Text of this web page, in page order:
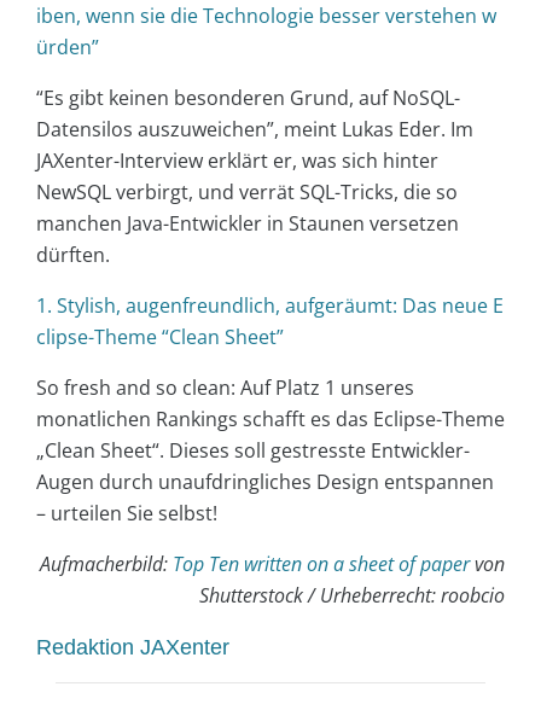
iben, wenn sie die Technologie besser verstehen w
ürden”
“Es gibt keinen besonderen Grund, auf NoSQL-
Datensilos auszuweichen”, meint Lukas Eder. Im
JAXenter-Interview erklärt er, was sich hinter
NewSQL verbirgt, und verrät SQL-Tricks, die so
manchen Java-Entwickler in Staunen versetzen
dürften.
1. Stylish, augenfreundlich, aufgeräumt: Das neue E
clipse-Theme “Clean Sheet”
So fresh and so clean: Auf Platz 1 unseres
monatlichen Rankings schafft es das Eclipse-Theme
„Clean Sheet“. Dieses soll gestresste Entwickler-
Augen durch unaufdringliches Design entspannen
– urteilen Sie selbst!
Aufmacherbild: Top Ten written on a sheet of papervon
Shutterstock / Urheberrecht: roobcio
Redaktion JAXenter